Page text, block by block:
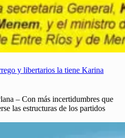
y libertarios la tiene Karina
– Con más incertidumbres que
las estructuras de los partidos